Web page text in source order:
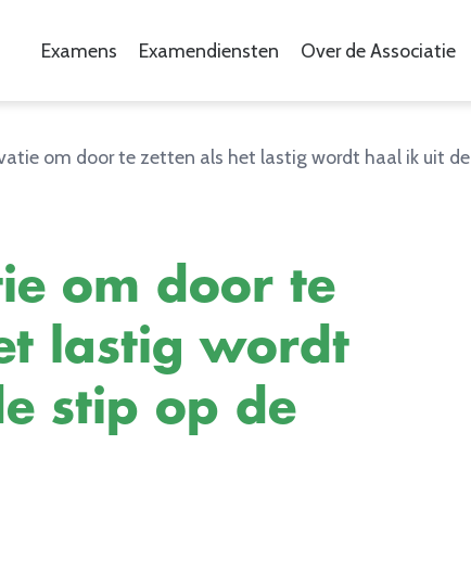
Examens Examendiensten Over de Associatie
om door te zetten als het lastig wordt haal ik uit de
om door te
lastig wordt
stip op de